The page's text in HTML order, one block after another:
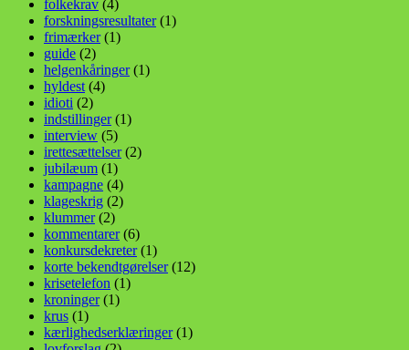
folkekrav (4)
forskningsresultater(1)
frimærker(1)
guide (2)
helgenkåringer(1)
hyldest (4)
idioti (2)
indstillinger(1)
interview (5)
irettesættelser(2)
jubilæum (1)
kampagne (4)
klageskrig (2)
klummer(2)
kommentarer(6)
konkursdekreter(1)
korte bekendtgørelser(12)
krisetelefon (1)
kroninger(1)
krus (1)
kærlighedserklæringer(1)